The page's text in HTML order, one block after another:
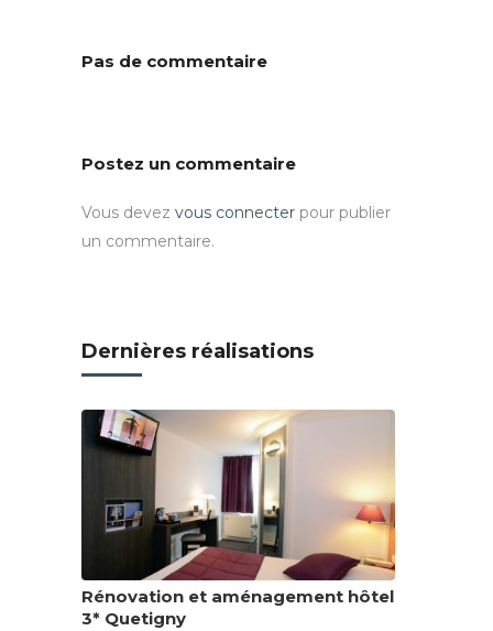
Pas de commentaire
Postez un commentaire
Vous devez vous connecter pour publier
un commentaire.
Dernières réalisations
Rénovation et aménagement hôtel
3* Quetigny